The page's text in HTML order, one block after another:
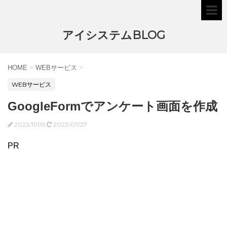
アイシステムBLOG
HOME > WEBサービス >
WEBサービス
GoogleFormでアンケート画面を作成
2022/11/05 2023/07/27
PR